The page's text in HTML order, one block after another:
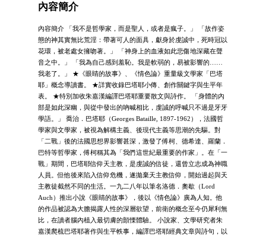
內容簡介
內容簡介 「我不是哲學家，而是聖人，或者是瘋子。」 「故作姿
態的神其實無比荒淫：帶著可人的面具，獻身於虔誠中，死時冠以
花環，被老處女擁吻著。」 「神身上的血液如此悲傷地深藏在聲
音之中。」 「我為自己感到羞恥。我是軟弱的，易被影響的……
我老了。」 ★《眼睛的故事》、《情色論》重量級文學家「巴塔
耶」概念導讀書。 ★詳實收錄巴塔耶小傳、創作關鍵字與生平年
表。 ★特別加收朱嘉漢編譯巴塔耶重要散文與詩作。 「身體的內
部是如此深幽，與從中發出的吶喊相比，虔誠的呼喊只不過是牙牙
學語。」 喬治．巴塔耶（Georges Bataille, 1897-1962），法國哲
學家與文學家，被視為解構主義、後現代主義等思潮的先驅。對
「二戰」後的法國思想界影響甚深，激發了傅柯、德希達、羅蘭．
巴特等哲學家，傅柯稱其為「我們這世紀最重要的作家」。在「一
戰」期間，巴塔耶信仰天主教，是虔誠的信徒，還曾立志成為神職
人員。但他後來陷入信仰危機，遂拋棄天主教信仰，開始過起與天
主教徒截然不同的生活。一九二八年以筆名洛德．奧歇（Lord
Auch）推出小說《眼睛的故事》，後以《情色論》廣為人知。他
的作品被認為大膽揭露人性的深層欲望，前衛的概念至今仍犀利無
比，在讀者腦內植入最切膚的顫慄體驗。 小說家、文學研究者朱
嘉漢爬梳巴塔耶著作與生平軼事，編譯巴塔耶經典文章與詩句，以